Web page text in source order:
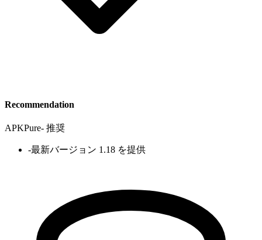
Recommendation
APKPure- 推奨
-最新バージョン 1.18 を提供